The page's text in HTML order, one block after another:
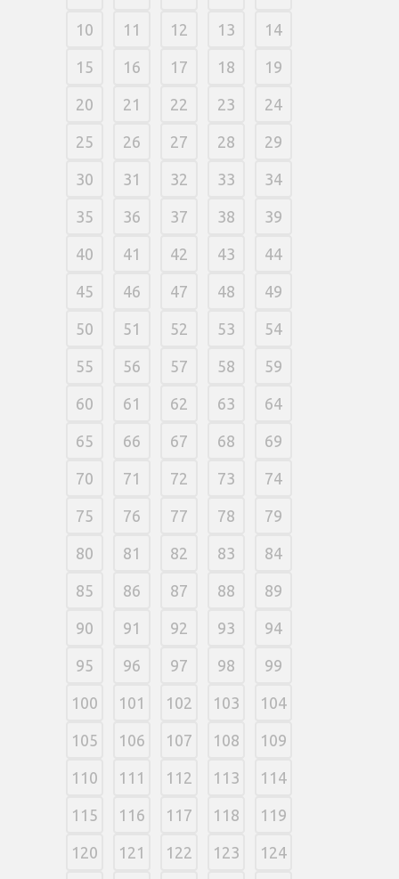
10 11 12 13 14
15 16 17 18 19
20 21 22 23 24
25 26 27 28 29
30 31 32 33 34
35 36 37 38 39
40 41 42 43 44
45 46 47 48 49
50 51 52 53 54
55 56 57 58 59
60 61 62 63 64
65 66 67 68 69
70 71 72 73 74
75 76 77 78 79
80 81 82 83 84
85 86 87 88 89
90 91 92 93 94
95 96 97 98 99
100 101 102 103 104
105 106 107 108 109
110 111 112 113 114
115 116 117 118 119
120 121 122 123 124